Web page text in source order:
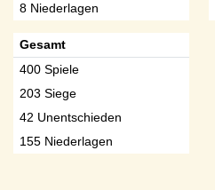
8 Niederlagen
Gesamt
400 Spiele
203 Siege
42 Unentschieden
155 Niederlagen